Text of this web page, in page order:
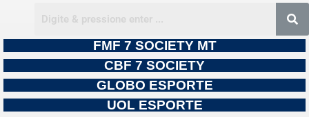
FMF 7 SOCIETY MT
CBF 7 SOCIETY
GLOBO ESPORTE
UOL ESPORTE